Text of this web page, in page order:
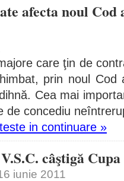
afecta noul
care ţin de
prin noul Cod
Cea mai
de concediu
in continuare »
câştigă
iunie 2011